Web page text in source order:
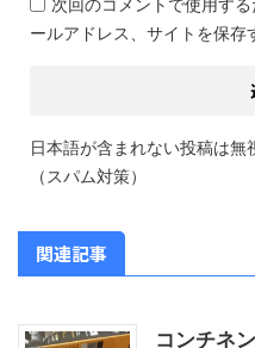
次回のコメントで使用す
ールアドレス、サイトを保存
日本語が含まれない投稿は無
（スパム対策）
関連記事
コンチネ